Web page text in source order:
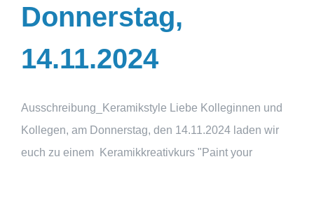
Donnerstag,
14.11.2024
Ausschreibung_Keramikstyle Liebe Kolleginnen und
Kollegen, am Donnerstag, den 14.11.2024 laden wir
euch zu einem Keramikkreativkurs "Paint your